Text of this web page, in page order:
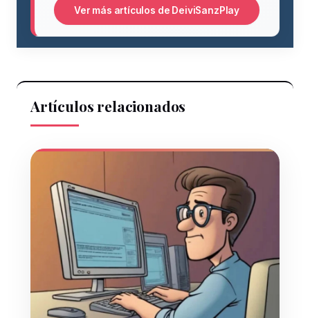
Ver más artículos de DeiviSanzPlay
Artículos relacionados